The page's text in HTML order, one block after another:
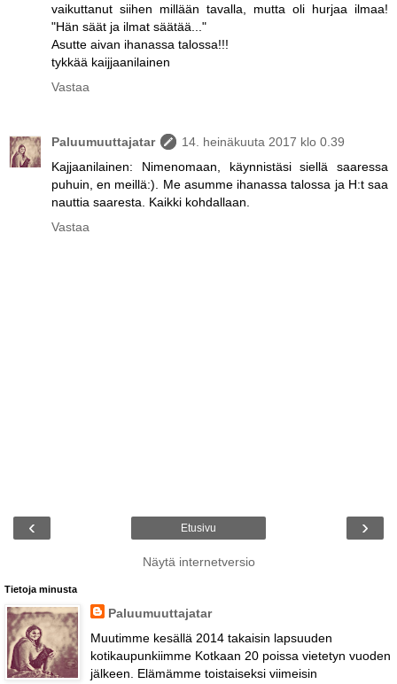
vaikuttanut siihen millään tavalla, mutta oli hurjaa ilmaa!
"Hän säät ja ilmat säätää..."
Asutte aivan ihanassa talossa!!!
tykkää kaijjaanilainen
Vastaa
Paluumuuttajatar
14. heinäkuuta 2017 klo 0.39
Kajjaanilainen: Nimenomaan, käynnistäsi siellä saaressa
puhuin, en meillä:). Me asumme ihanassa talossa ja H:t saa
nauttia saaresta. Kaikki kohdallaan.
Vastaa
‹ ›
Etusivu
Näytä internetversio
Tietoja minusta
Paluumuuttajatar
Muutimme kesällä 2014 takaisin lapsuuden
kotikaupunkiimme Kotkaan 20 poissa vietetyn vuoden
jälkeen. Elämämme toistaiseksi viimeisin